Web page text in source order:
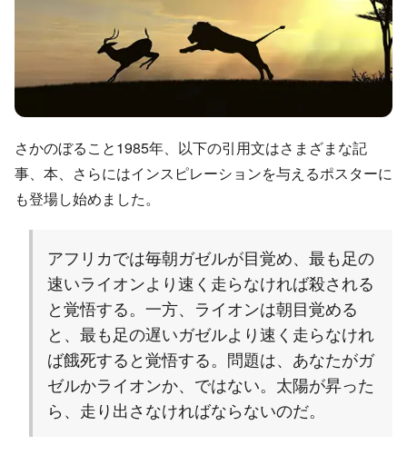
さかのぼること1985年、以下の引用文はさまざまな記
事、本、さらにはインスピレーションを与えるポスターに
も登場し始めました。
アフリカでは毎朝ガゼルが目覚め、最も足の
速いライオンより速く走らなければ殺される
と覚悟する。一方、ライオンは朝目覚める
と、最も足の遅いガゼルより速く走らなけれ
ば餓死すると覚悟する。問題は、あなたがガ
ゼルかライオンか、ではない。太陽が昇った
ら、走り出さなければならないのだ。